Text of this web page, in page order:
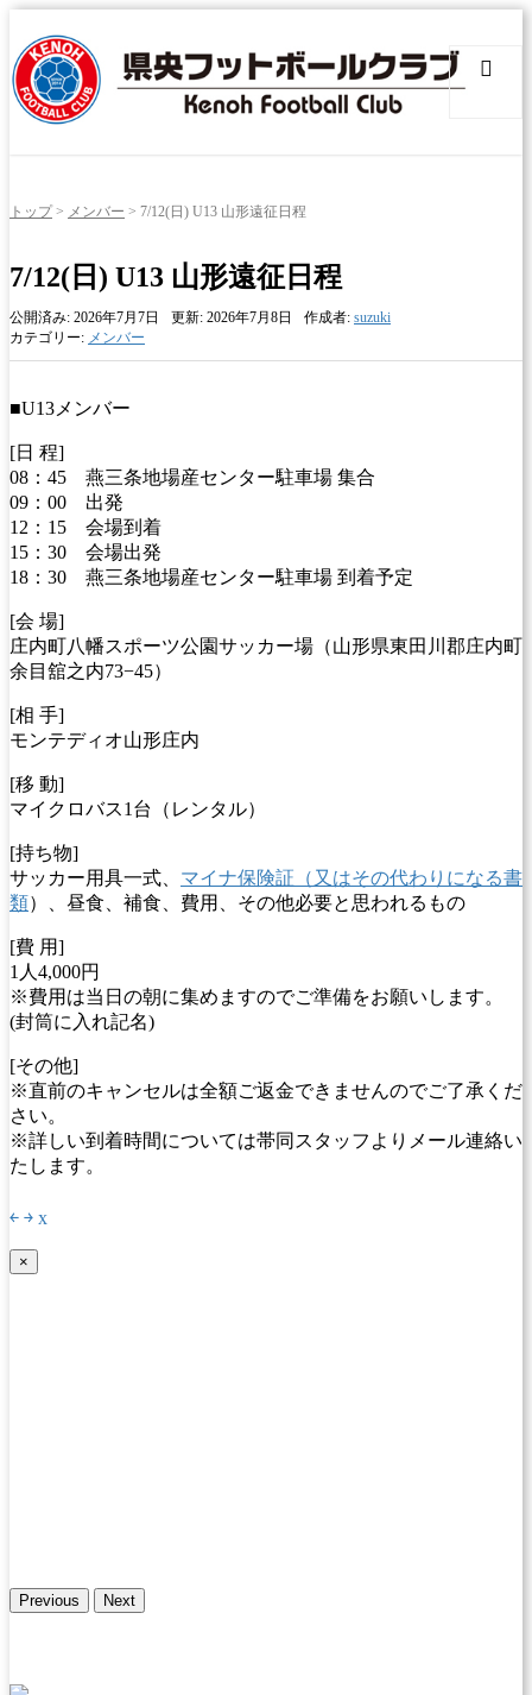
トップ> メンバー > 7/12(日) U13 山形遠征日程
7/12(日) U13 山形遠征日程
公開済み: 2026年7月7日 更新: 2026年7月8日 作成者: suzuki
カテゴリー: メンバー
■U13メンバー
[日 程]
08：45 燕三条地場産センター駐車場 集合
09：00 出発
12：15 会場到着
15：30 会場出発
18：30 燕三条地場産センター駐車場 到着予定
[会 場]
庄内町八幡スポーツ公園サッカー場（山形県東田川郡庄内町
余目舘之内73−45）
[相 手]
モンテディオ山形庄内
[移 動]
マイクロバス1台（レンタル）
[持ち物]
サッカー用具一式、 マイナ保険証（又はその代わりになる書
類）、昼食、補食、費用、その他必要と思われるもの
[費 用]
1人4,000円
※費用は当日の朝に集めますのでご準備をお願いします。
(封筒に入れ記名)
[その他]
※直前のキャンセルは全額ご返金できませんのでご了承くだ
さい。
※詳しい到着時間については帯同スタッフよりメール連絡い
たします。
￩ ￫ x
×
Previous Next